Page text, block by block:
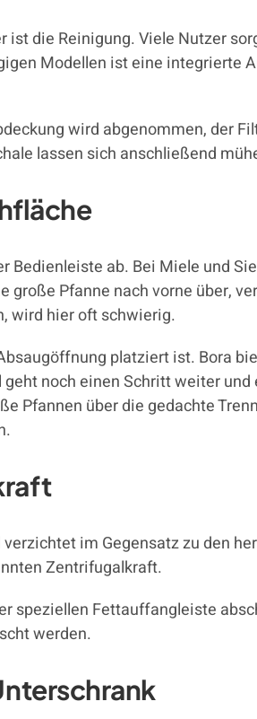
die Reinigung. Viele Nutzer
Modellen ist eine integrierte
wird abgenommen, der
lassen sich anschließend
Bedienleiste ab. Bei Miele und
Pfanne nach vorne über,
wird hier oft schwierig.
platziert ist. Bora
noch einen Schritt weiter
Pfannen über die gedachte
im Gegensatz zu den
Zentrifugalkraft.
speziellen Fettauffangleiste
werden.